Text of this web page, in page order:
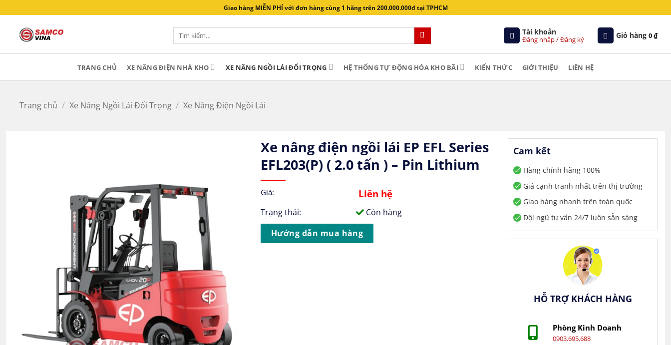
qua
Giao hàng MIỄN PHÍ với đơn hàng cùng 1 hãng trên 200.000.000đ tại TPHCM
Tìm
Tài khoản
Đăng nhập / Đăng ký Giỏ hàng 0₫
TRANG CHỦ XE NÂNG ĐIỆN NHÀ KHO XE NÂNG NGỒI LÁI ĐỐI TRỌNG HỆ THỐNG TỰ ĐỘNG HÓA KHO BÃI KIẾN THỨC GIỚI THIỆU LIÊN HỆ
Trang chủ / Xe Nâng Ngồi Lái Đối Trọng / Xe Nâng Điện Ngồi Lái
Xe nâng điện ngồi lái EP EFL Series
EFL203(P) ( 2.0 tấn ) – Pin Lithium
Giá: Liên hệ
Trạng thái:
Còn hàng
Hướng dẫn mua hàng
Cam kết
Hàng chính hãng 100%
Giá cạnh tranh nhất trên thị trường
Giao hàng nhanh trên toàn quốc
Đội ngũ tư vấn 24/7 luôn sẵn sàng
HỖ TRỢ KHÁCH HÀNG
Phòng Kinh Doanh
0903.695.688